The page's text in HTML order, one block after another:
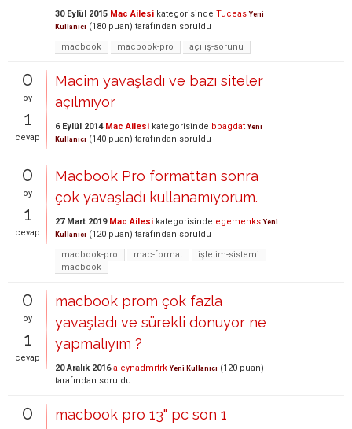
30 Eylül 2015 Mac Ailesi kategorisinde Tuceas Yeni
Kullanıcı (180 puan) tarafından soruldu
macbook
macbook-pro açılış-sorunu
0
oy
1
cevap
Macim yavaşladı ve bazı siteler
açılmıyor
6 Eylül 2014 Mac Ailesi kategorisinde bbagdat Yeni
Kullanıcı (140 puan) tarafından soruldu
0
oy
1
cevap
Macbook Pro formattan sonra
çok yavaşladı kullanamıyorum.
27 Mart 2019 Mac Ailesi kategorisinde egemenks Yeni
Kullanıcı (120 puan) tarafından soruldu
macbook-pro
mac-format
işletim-sistemi
macbook
0
oy
1
cevap
macbook prom çok fazla
yavaşladı ve sürekli donuyor ne
yapmalıyım ?
20 Aralık 2016 aleynadmrtrk Yeni Kullanıcı (120 puan)
tarafından soruldu
0
macbook pro 13" pc son 1